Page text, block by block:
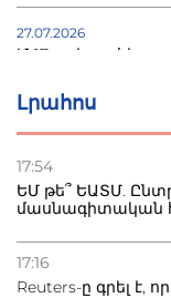
Լրահոս
17:54
ԵՄ թե՞ ԵԱՏՄ.
մասնագիտական
17:16
Reuters-ը գրել է,
27.07.2026
Մ-17 աշխարհի
22.07.2026
տուժածներ կան
բնակվել